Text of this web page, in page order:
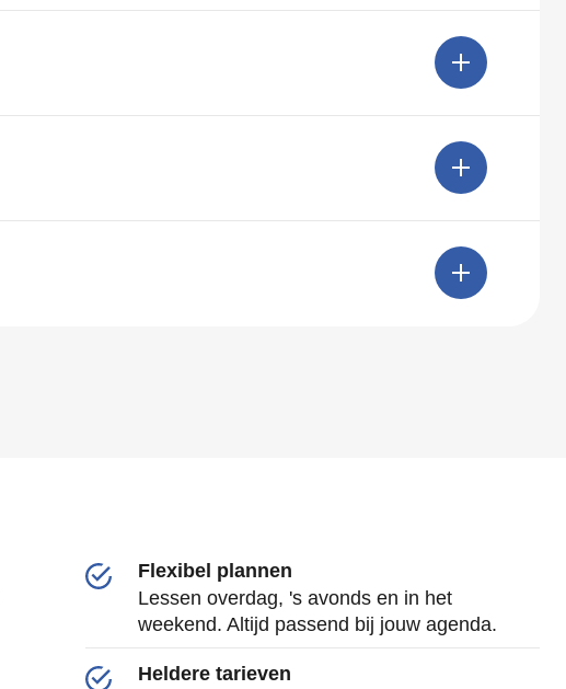
Flexibel plannen
Lessen overdag, 's avonds en in het
weekend. Altijd passend bij jouw agenda.
Heldere tarieven